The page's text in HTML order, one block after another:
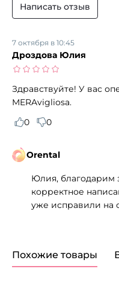
Написать отзыв
Дроздова Юлия
7 октября в 10:45
Здравствуйте! У вас
MERAvigliosa.
0
0
Orental
Юлия, благодарим
корректное
уже исправили на
Похожие товары